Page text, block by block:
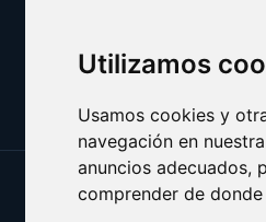
Utilizamos
Usamos cookies y
navegación en
anuncios adecuados,
comprender de